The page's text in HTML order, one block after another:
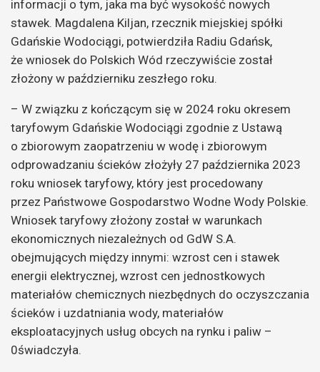
informacji o tym, jaka ma być wysokość nowych
stawek. Magdalena Kiljan, rzecznik miejskiej spółki
Gdańskie Wodociągi, potwierdziła Radiu Gdańsk,
że wniosek do Polskich Wód rzeczywiście został
złożony w październiku zeszłego roku.
– W związku z kończącym się w 2024 roku okresem
taryfowym Gdańskie Wodociągi zgodnie z Ustawą
o zbiorowym zaopatrzeniu w wodę i zbiorowym
odprowadzaniu ścieków złożyły 27 października 2023
roku wniosek taryfowy, który jest procedowany
przez Państwowe Gospodarstwo Wodne Wody Polskie.
Wniosek taryfowy złożony został w warunkach
ekonomicznych niezależnych od GdW S.A.
obejmujących między innymi: wzrost cen i stawek
energii elektrycznej, wzrost cen jednostkowych
materiałów chemicznych niezbędnych do oczyszczania
ścieków i uzdatniania wody, materiałów
eksploatacyjnych usług obcych na rynku i paliw –
0świadczyła.